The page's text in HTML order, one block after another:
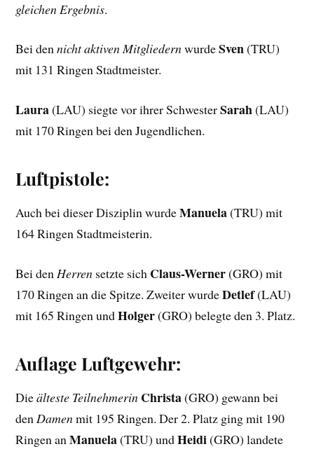
gleichen Ergebnis.
Bei dennicht aktiven MitgliedernwurdeSven(TRU)
mit 131 Ringen Stadtmeister.
Laura(LAU) siegte vor ihrer SchwesterSarah(LAU)
mit 170 Ringen bei den Jugendlichen.
Luftpistole:
Auch bei dieser Disziplin wurdeManuela(TRU) mit
164 Ringen Stadtmeisterin.
Bei denHerren setzte sich Claus-Werner(GRO) mit
170 Ringen an die Spitze. Zweiter wurdeDetlef(LAU)
mit 165 Ringen undHolger(GRO) belegte den 3. Platz.
Auflage Luftgewehr:
Dieälteste Teilnehmerin Christa(GRO) gewann bei
denDamenmit 195 Ringen. Der 2. Platz ging mit 190
Ringen anManuela(TRU) undHeidi(GRO) landete